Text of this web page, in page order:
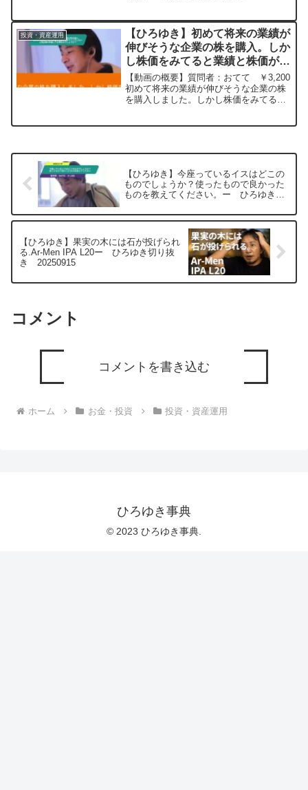
ます」と告白してユーザーを驚かせたそ
の方法を聞かれる...
投資・資産運用
【ひろゆき】初めて将来の業績が
伸びそうな企業の株を購入。しか
し株価をみてると業績と株価があ
まりリンクしない上場企業の株価
って幻想なのでしょうか？ ー
ひろゆき切り抜き 20250109
【動画の概要】質問者：おてて ￥3,200
初めて将来の業績が伸びそうな企業の株
を購入しました。しかし株価をみてると
【ひろゆき】今座っているイスはどこの
ものでしょうか？使ったもので良かった
ものを教えてください。ー ひろゆき切
【ひろゆき】果実の木には石が投げられ
る.Ar-Men IPA L20ー ひろゆき切り抜
き 20250915
コメント
コメントを書き込む
ホーム お金・投資 投資・資産運用
ひろゆき事典
© 2023 ひろゆき事典.